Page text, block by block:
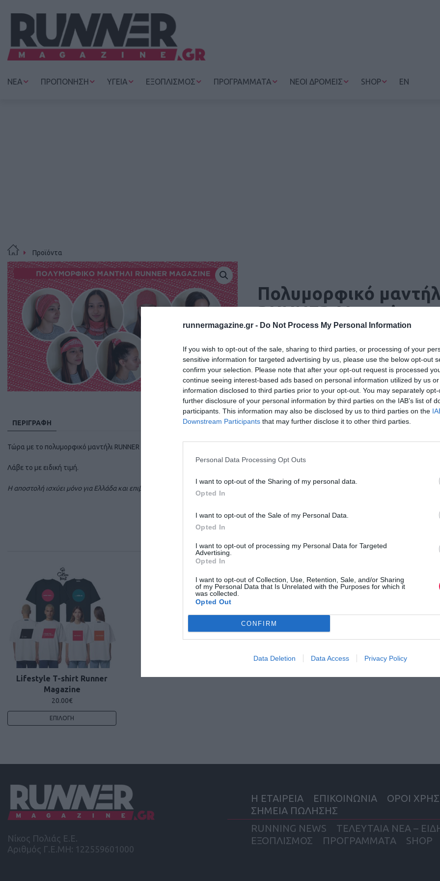
runnermagazine.gr - Do Not Process My Personal Information
If you wish to opt-out of the sale, sharing to third parties, or processing of your
sensitive information for targeted advertising by us, please use the below opt-out
confirm your selection. Please note that after your opt-out request is processed
continue seeing interest-based ads based on personal information utilized by us
information disclosed to third parties prior to your opt-out. You may separately
further disclosure of your personal information by third parties on the IAB’s list of
participants. This information may also be disclosed by us to third parties on the
Downstream Participants that may further disclose it to other third parties.
Personal Data Processing Opt Outs
I want to opt-out of the Sharing of my personal data.
Opted In
I want to opt-out of the Sale of my Personal Data.
Opted In
I want to opt-out of processing my Personal Data for Targeted
Advertising.
Opted In
I want to opt-out of Collection, Use, Retention, Sale, and/or Sharing
of my Personal Data that Is Unrelated with the Purposes for which it
was collected.
Opted Out
CONFIRM
Data Deletion Data Access Privacy Policy
ΝΕΑ ΠΡΟΠΟΝΗΣΗ ΥΓΕΙΑ ΕΞΟΠΛΙΣΜΟΣ ΠΡΟΓΡΑΜΜΑΤΑ ΝΕΟΙ ΔΡΟΜΕΙΣ SHOP EN
Προϊόντα
Πολυμορφικό
RUNNER Magazine
Π
ο
λ
μ
ο
ρ
ι
κ
τ
λ
ι
N
a
i
n
σ
ό
α
ΠΡΟΣΘΉΚΗ ΣΤΟ ΚΑΛΆΘΙ
Κατηγορίες:ΑΘΛΗΤΙΚΑ ΡΟΥΧΑ & ΑΞΕΣΟΥΑΡ,ΠΕΡΙΟΔΙΚΑ
ΠΕΡΙΓΡΑΦΉ
Τώρα με το πολυμορφικό μαντήλι RUNNER Magazine είμαστε πάντα μαζί σου!
Λάβε το με ειδική τιμή.
Η αποστολή ισχύει μόνο για Ελλάδα και επιβαρύνεται με έξοδα.
Lifestyle T-shirt Runner
Magazine
20.00€
ΕΠΙΛΟΓΉ
Νίκος Πολιάς Ε.Ε.
Αριθμός Γ.Ε.ΜΗ: 122559601000
Η ΕΤΑΙΡΕΙΑ ΕΠΙΚΟΙΝΩΝΙΑ
ΟΡΟΙ
ΣΗΜΕΙΑ ΠΩΛΗΣΗΣ
RUNNING NEWS
ΤΕΛΕΥΤΑΙΑ ΝΕΑ –
ΕΞΟΠΛΙΣΜΟΣ
ΠΡΟΓΡΑΜΜΑΤΑ SHOP